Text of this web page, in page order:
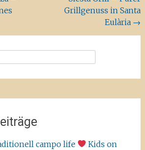
Grillgenuss in Santa
Eulària →
campo life
Kids on